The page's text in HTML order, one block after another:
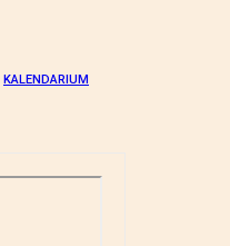
KALENDARIUM